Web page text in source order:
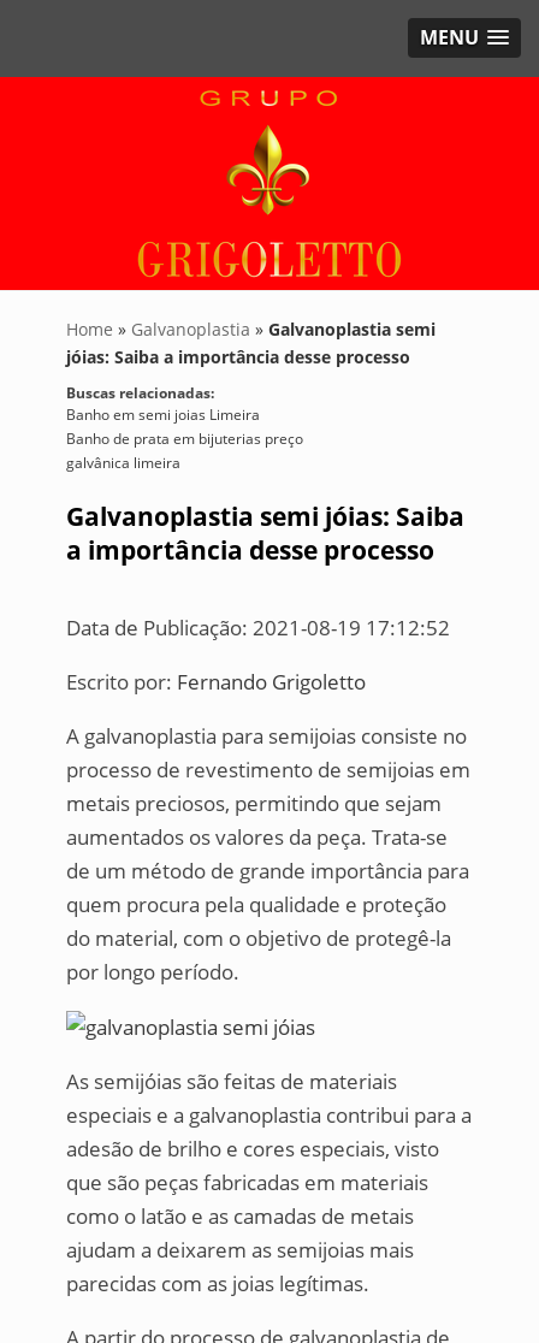
MENU
Home » Galvanoplastia » Galvanoplastia semi
jóias: Saiba a importância desse processo
Buscas relacionadas:
Banho em semi joias Limeira
Banho de prata em bijuterias preço
galvânica limeira
Galvanoplastia semi jóias: Saiba
a importância desse processo
Data de Publicação: 2021-08-19 17:12:52
Escrito por: Fernando Grigoletto
A galvanoplastia para semijoias consiste no
processo de revestimento de semijoias em
metais preciosos, permitindo que sejam
aumentados os valores da peça. Trata-se
de um método de grande importância para
quem procura pela qualidade e proteção
do material, com o objetivo de protegê-la
por longo período.
As semijóias são feitas de materiais
especiais e a galvanoplastia contribui para a
adesão de brilho e cores especiais, visto
que são peças fabricadas em materiais
como o latão e as camadas de metais
ajudam a deixarem as semijoias mais
parecidas com as joias legítimas.